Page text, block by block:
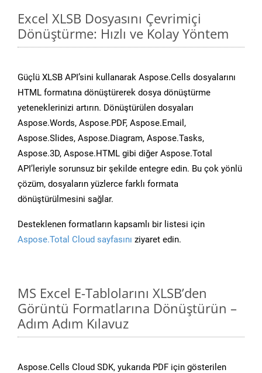
Excel XLSB Dosyasını Çevrimiçi
Dönüştürme: Hızlı ve Kolay Yöntem
Güçlü XLSB API’sini kullanarak Aspose.Cells dosyalarını
HTML formatına dönüştürerek dosya dönüştürme
yeteneklerinizi artırın. Dönüştürülen dosyaları
Aspose.Words, Aspose.PDF, Aspose.Email,
Aspose.Slides, Aspose.Diagram, Aspose.Tasks,
Aspose.3D, Aspose.HTML gibi diğer Aspose.Total
API’leriyle sorunsuz bir şekilde entegre edin. Bu çok yönlü
çözüm, dosyaların yüzlerce farklı formata
dönüştürülmesini sağlar.
Desteklenen formatların kapsamlı bir listesi için
Aspose.Total Cloud sayfasını ziyaret edin.
MS Excel E-Tablolarını XLSB’den
Görüntü Formatlarına Dönüştürün –
Adım Adım Kılavuz
Aspose.Cells Cloud SDK, yukarıda PDF için gösterilen